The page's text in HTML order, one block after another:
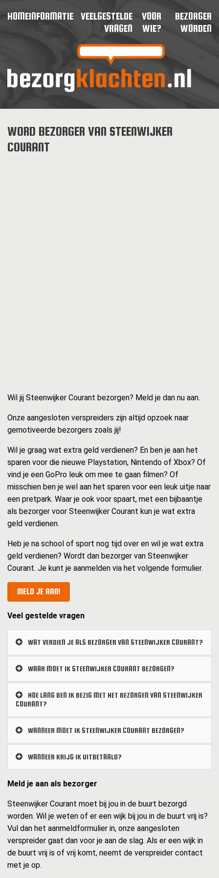
HOMEINFORMATIE
VEELGESTELDE
VRAGEN
VOOR
WIE?
BEZORGER
WORDEN
WORD BEZORGER VAN STEENWIJKER
COURANT
Wil jij Steenwijker Courant bezorgen? Meld je dan nu aan.
Onze aangesloten verspreiders zijn altijd opzoek naar
gemotiveerde bezorgers zoals jij!
Wil je graag wat extra geld verdienen? En ben je aan het
sparen voor die nieuwe Playstation, Nintendo of Xbox? Of
vind je een GoPro leuk om mee te gaan filmen? Of
misschien ben je wel aan het sparen voor een leuk uitje naar
een pretpark. Waar je ook voor spaart, met een bijbaantje
als bezorger voor Steenwijker Courant kun je wat extra
geld verdienen.
Heb je na school of sport nog tijd over en wil je wat extra
geld verdienen? Wordt dan bezorger van Steenwijker
Courant. Je kunt je aanmelden via het volgende formulier.
MELD JE AAN!
Veel gestelde vragen
WAT VERDIEN JE ALS BEZORGER VAN STEENWIJKER COURANT?
WAAR MOET IK STEENWIJKER COURANT BEZORGEN?
HOE LANG BEN IK BEZIG MET HET BEZORGEN VAN STEENWIJKER
COURANT?
WANNEER MOET IK STEENWIJKER COURANT BEZORGEN?
WANNEER KRIJG IK UITBETAALD?
Meld je aan als bezorger
Steenwijker Courant moet bij jou in de buurt bezorgd
worden. Wil je weten of er een wijk bij jou in de buurt vrij is?
Vul dan het aanmeldformulier in, onze aangesloten
verspreider gaat dan voor je aan de slag. Als er een wijk in
de buurt vrij is of vrij komt, neemt de verspreider contact
met je op.